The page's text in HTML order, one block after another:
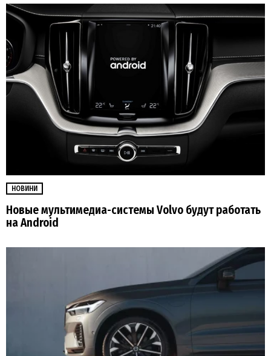
НОВИНИ
Новые мультимедиа-системы Volvo будут работать
на Android